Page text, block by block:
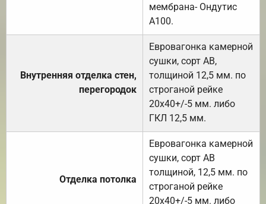
мембрана- Ондутис
А100.
Внутренняя отделка стен,
перегородок
Евровагонка камерной
сушки, сорт АВ,
толщиной 12,5 мм. по
строганой рейке
20х40+/-5 мм. либо
ГКЛ 12,5 мм.
Отделка потолка
Евровагонка камерной
сушки, сорт АВ
толщиной, 12,5 мм. по
строганой рейке
20х40+/-5 мм. либо